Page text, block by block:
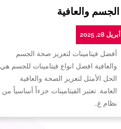
الجسم والعافية
أبريل 28, 2025
أفضل فيتامينات لتعزيز صحة الجسم
والعافية افضل انواع فيتامينات للجسم هي
الحل الأمثل لتعزيز الصحة والعافية
العامة. تعتبر الفيتامينات جزءاً أساسياً من
نظام غ…